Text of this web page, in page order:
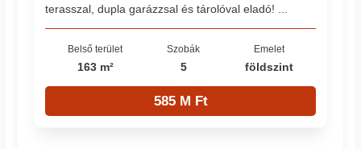
terasszal, dupla garázzsal és tárolóval eladó! ...
Belső terület
163 m²
Szobák
5
Emelet
földszint
585 M Ft